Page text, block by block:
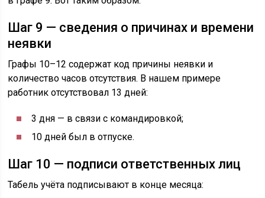
Шаг 9 — сведения о причинах и времени
неявки
Графы 10–12 содержат код причины неявки и
количество часов отсутствия. В нашем примере
работник отсутствовал 13 дней:
3 дня — в связи с командировкой;
10 дней был в отпуске.
Шаг 10 — подписи ответственных лиц
Табель учёта подписывают в конце месяца: